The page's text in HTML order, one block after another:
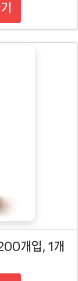
개입, 1개